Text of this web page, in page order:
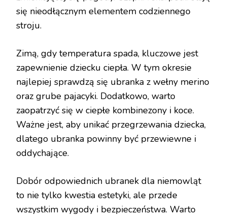
się nieodłącznym elementem codziennego
stroju.
Zimą, gdy temperatura spada, kluczowe jest
zapewnienie dziecku ciepła. W tym okresie
najlepiej sprawdzą się ubranka z wełny merino
oraz grube pajacyki. Dodatkowo, warto
zaopatrzyć się w ciepłe kombinezony i koce.
Ważne jest, aby unikać przegrzewania dziecka,
dlatego ubranka powinny być przewiewne i
oddychające.
Dobór odpowiednich ubranek dla niemowląt
to nie tylko kwestia estetyki, ale przede
wszystkim wygody i bezpieczeństwa. Warto